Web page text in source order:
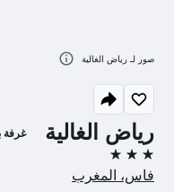
رياض الغالية غرفة
3 نجوم
فاس، المغرب
صور لـ رياض الغالية